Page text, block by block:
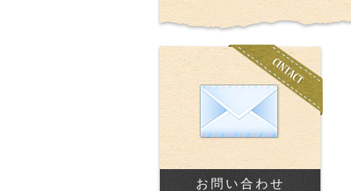
お問い合わせ